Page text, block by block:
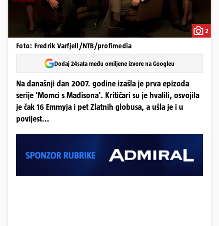
2
Foto: Fredrik Varfjell/NTB/profimedia
Dodaj 24sata među omiljene izvore na Googleu
Na današnji dan 2007. godine izašla je prva epizoda
serije 'Momci s Madisona'. Kritičari su je hvalili, osvojila
je čak 16 Emmyja i pet Zlatnih globusa, a ušla je i u
povijest...